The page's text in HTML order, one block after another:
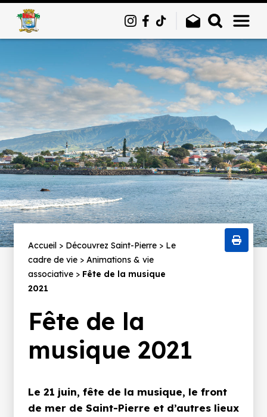
Fil
d'Ariane
Accueil Découvrez Saint-Pierre
Le
cadre de vie
Animations & vie
associative
Fête de la musique
2021
Fête de la
musique 2021
Introduction
Le 21 juin, fête de la musique, le front
de mer de Saint-Pierre et d’autres lieux
Panneau de gestion des cookies